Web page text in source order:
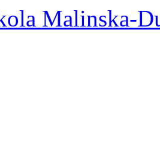
Malinska-